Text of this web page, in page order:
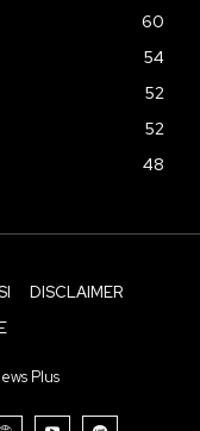
60
54
52
52
48
DISCLAIMER
Plus